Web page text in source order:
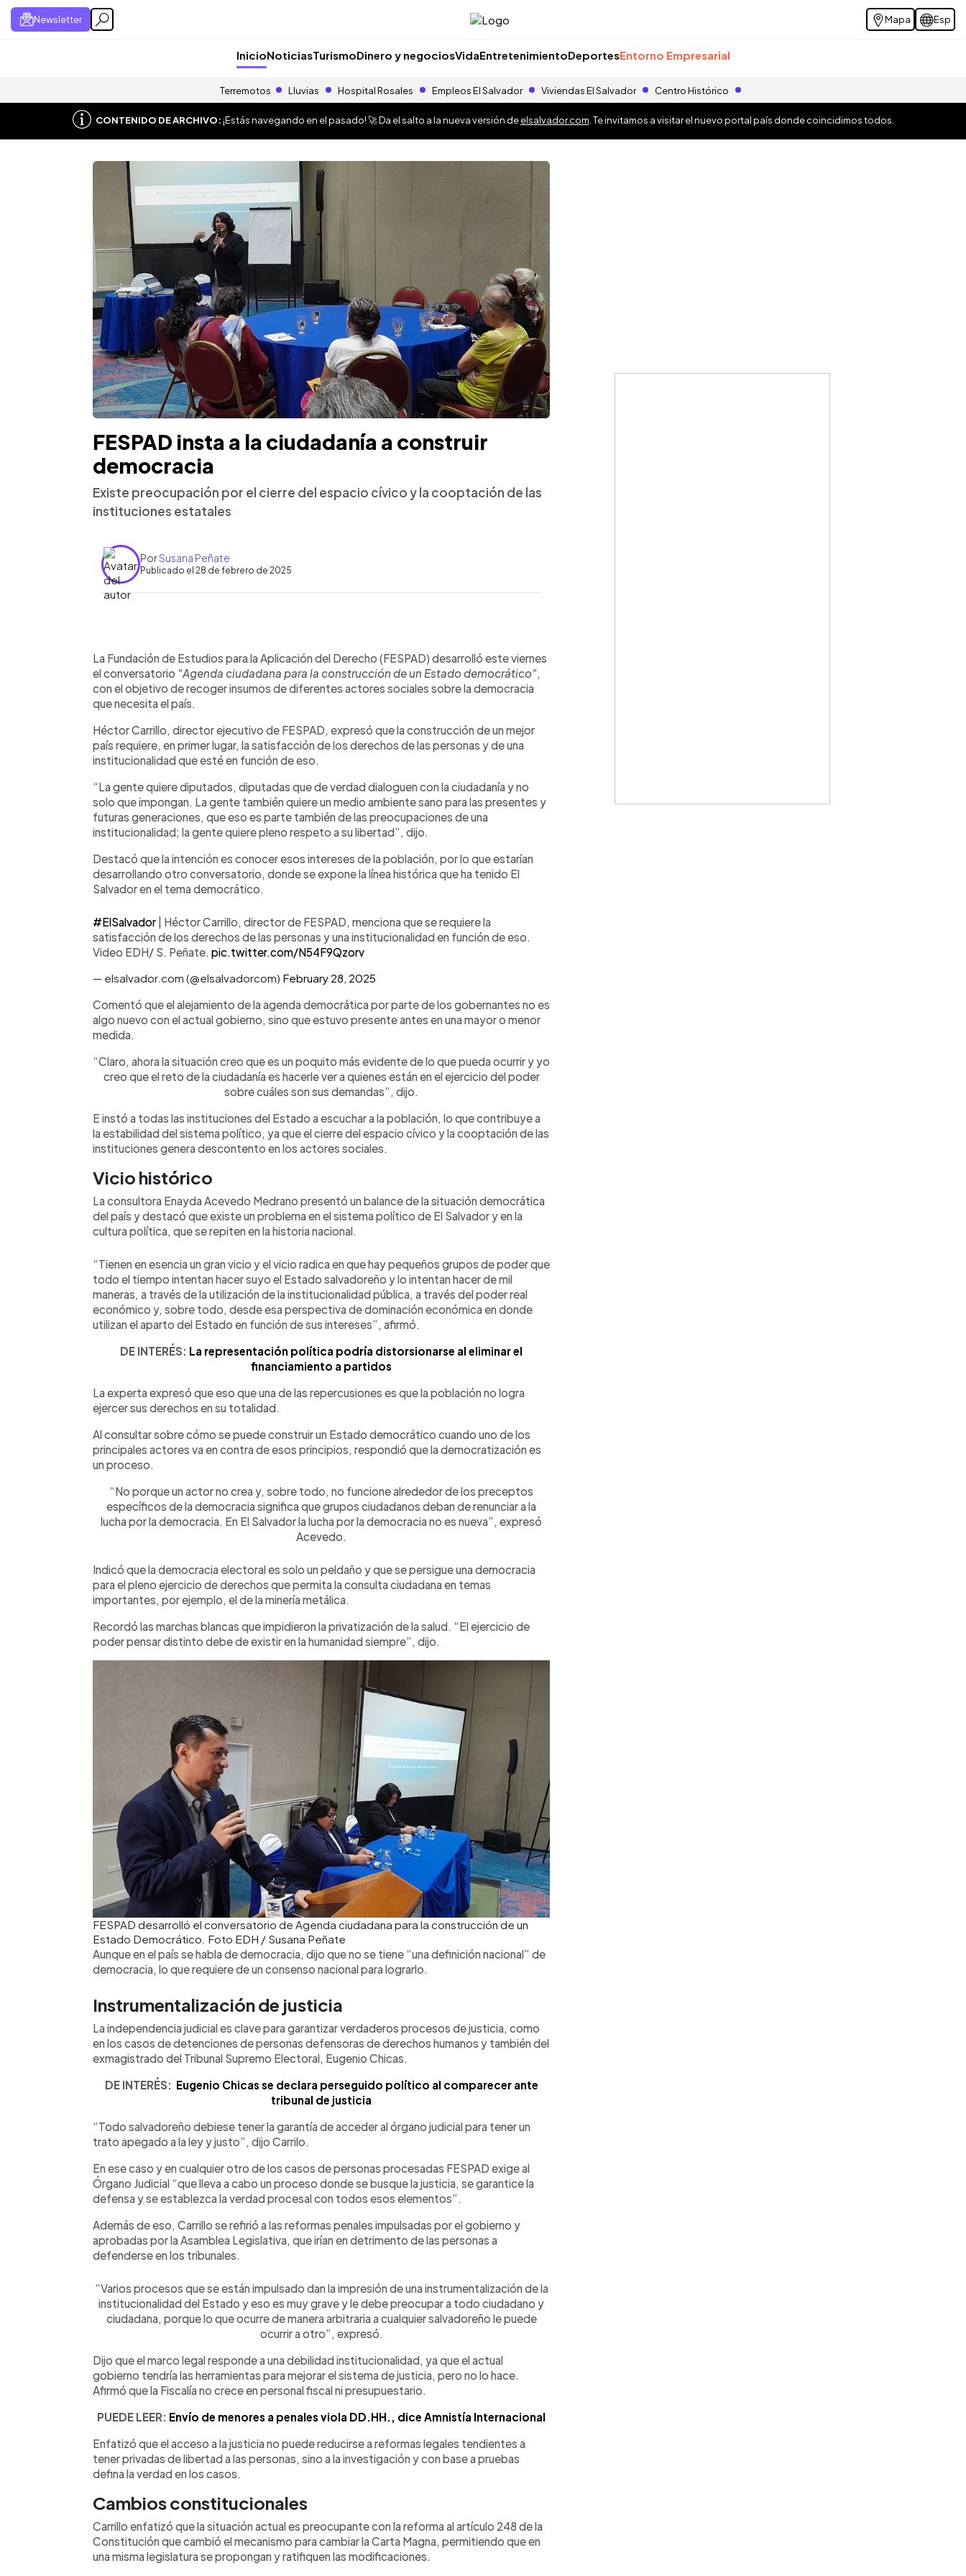
Newsletter Mapa Esp
InicioNoticiasTurismoDinero y negociosVidaEntretenimientoDeportesEntorno Empresarial
Terremotos Lluvias Hospital Rosales Empleos El Salvador Viviendas El Salvador Centro Histórico
CONTENIDO DE ARCHIVO:¡Estás navegando en el pasado! 🚀 Da el salto a la nueva versión deelsalvador.com . Te invitamos a visitar el nuevo portal país donde coincidimos todos.
FESPAD insta a la ciudadanía a construir
democracia
Existe preocupación por el cierre del espacio cívico y la cooptación de las
instituciones estatales
PorSusana Peñate
Publicado el 28 de febrero de 2025
► Escuchar artículo
La Fundación de Estudios para la Aplicación del Derecho (FESPAD) desarrolló este viernes
el conversatorio "Agenda ciudadana para la construcción de un Estado democrático"
con el objetivo de recoger insumos de diferentes actores sociales sobre la democracia
que necesita el país.
Héctor Carrillo, director ejecutivo de FESPAD, expresó que la construcción de un mejor
país requiere, en primer lugar, la satisfacción de los derechos de las personas y de una
institucionalidad que esté en función de eso.
“La gente quiere diputados, diputadas que de verdad dialoguen con la ciudadanía y no
solo que impongan. La gente también quiere un medio ambiente sano para las presentes y
futuras generaciones, que eso es parte también de las preocupaciones de una
institucionalidad; la gente quiere pleno respeto a su libertad”, dijo.
Destacó que la intención es conocer esos intereses de la población, por lo que estarían
desarrollando otro conversatorio, donde se expone la línea histórica que ha tenido El
Salvador en el tema democrático.
#ElSalvador | Héctor Carrillo, director de FESPAD, menciona que se requiere la
satisfacción de los derechos de las personas y una institucionalidad en función de eso.
Video EDH/ S. Peñate. pic.twitter.com/N54F9Qzorv
— elsalvador.com (@elsalvadorcom) February 28, 2025
Comentó que el alejamiento de la agenda democrática por parte de los gobernantes no es
algo nuevo con el actual gobierno, sino que estuvo presente antes en una mayor o menor
medida.
“Claro, ahora la situación creo que es un poquito más evidente de lo que pueda ocurrir y yo
creo que el reto de la ciudadanía es hacerle ver a quienes están en el ejercicio del poder
sobre cuáles son sus demandas”, dijo.
E instó a todas las instituciones del Estado a escuchar a la población, lo que contribuye a
la estabilidad del sistema político, ya que el cierre del espacio cívico y la cooptación de las
instituciones genera descontento en los actores sociales.
Vicio histórico
La consultora Enayda Acevedo Medrano presentó un balance de la situación democrática
del país y destacó que existe un problema en el sistema político de El Salvador y en la
cultura política, que se repiten en la historia nacional.
“Tienen en esencia un gran vicio y el vicio radica en que hay pequeños grupos de poder que
todo el tiempo intentan hacer suyo el Estado salvadoreño y lo intentan hacer de mil
maneras, a través de la utilización de la institucionalidad pública, a través del poder real
económico y, sobre todo, desde esa perspectiva de dominación económica en donde
utilizan el aparto del Estado en función de sus intereses”, afirmó.
DE INTERÉS: La representación política podría distorsionarse al eliminar el
financiamiento a partidos
La experta expresó que eso que una de las repercusiones es que la población no logra
ejercer sus derechos en su totalidad.
Al consultar sobre cómo se puede construir un Estado democrático cuando uno de los
principales actores va en contra de esos principios, respondió que la democratización es
un proceso.
“No porque un actor no crea y, sobre todo, no funcione alrededor de los preceptos
específicos de la democracia significa que grupos ciudadanos deban de renunciar a la
lucha por la democracia. En El Salvador la lucha por la democracia no es nueva”, expresó
Acevedo.
Indicó que la democracia electoral es solo un peldaño y que se persigue una democracia
para el pleno ejercicio de derechos que permita la consulta ciudadana en temas
importantes, por ejemplo, el de la minería metálica.
Recordó las marchas blancas que impidieron la privatización de la salud. “El ejercicio de
poder pensar distinto debe de existir en la humanidad siempre”, dijo.
FESPAD desarrolló el conversatorio de Agenda ciudadana para la construcción de un
Estado Democrático. Foto EDH / Susana Peñate
Aunque en el país se habla de democracia, dijo que no se tiene “una definición nacional” de
democracia, lo que requiere de un consenso nacional para lograrlo.
Instrumentalización de justicia
La independencia judicial es clave para garantizar verdaderos procesos de justicia, como
en los casos de detenciones de personas defensoras de derechos humanos y también del
exmagistrado del Tribunal Supremo Electoral, Eugenio Chicas.
DE INTERÉS: Eugenio Chicas se declara perseguido político al comparecer ante
tribunal de justicia
“Todo salvadoreño debiese tener la garantía de acceder al órgano judicial para tener un
trato apegado a la ley y justo”, dijo Carrilo.
En ese caso y en cualquier otro de los casos de personas procesadas FESPAD exige al
Órgano Judicial “que lleva a cabo un proceso donde se busque la justicia, se garantice la
defensa y se establezca la verdad procesal con todos esos elementos”.
Además de eso, Carrillo se refirió a las reformas penales impulsadas por el gobierno y
aprobadas por la Asamblea Legislativa, que irían en detrimento de las personas a
defenderse en los tribunales.
“Varios procesos que se están impulsado dan la impresión de una instrumentalización de la
institucionalidad del Estado y eso es muy grave y le debe preocupar a todo ciudadano y
ciudadana, porque lo que ocurre de manera arbitraria a cualquier salvadoreño le puede
ocurrir a otro”, expresó.
Dijo que el marco legal responde a una debilidad institucionalidad, ya que el actual
gobierno tendría las herramientas para mejorar el sistema de justicia, pero no lo hace.
Afirmó que la Fiscalía no crece en personal fiscal ni presupuestario.
PUEDE LEER: Envío de menores a penales viola DD.HH., dice Amnistía Internacional
Enfatizó que el acceso a la justicia no puede reducirse a reformas legales tendientes a
tener privadas de libertad a las personas, sino a la investigación y con base a pruebas
defina la verdad en los casos.
Cambios constitucionales
Carrillo enfatizó que la situación actual es preocupante con la reforma al artículo 248 de la
Constitución que cambió el mecanismo para cambiar la Carta Magna, permitiendo que en
una misma legislatura se propongan y ratifiquen las modificaciones.